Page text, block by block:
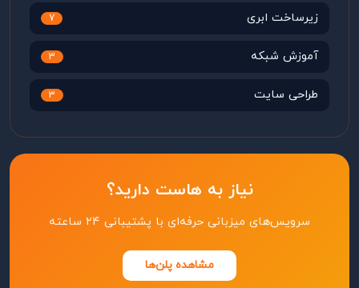
زیرساخت ابری 7
آموزش شبکه 3
طراحی سایت 3
نیاز به هاست دارید؟
سرویس‌های میزبانی حرفه‌ای با پشتیبانی ۲۴ ساعته
مشاهده پلن‌ها